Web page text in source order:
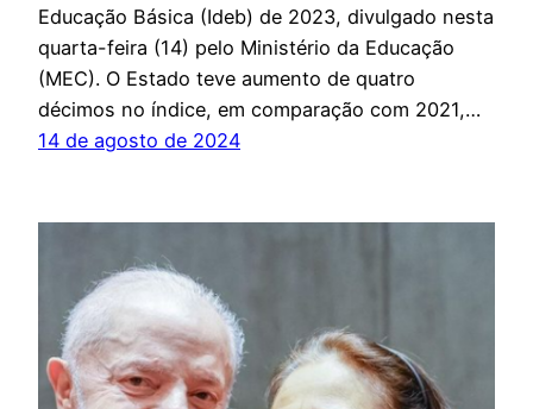
Educação Básica (Ideb) de 2023, divulgado nesta
quarta-feira (14) pelo Ministério da Educação
(MEC). O Estado teve aumento de quatro
décimos no índice, em comparação com 2021,…
14 de agosto de 2024